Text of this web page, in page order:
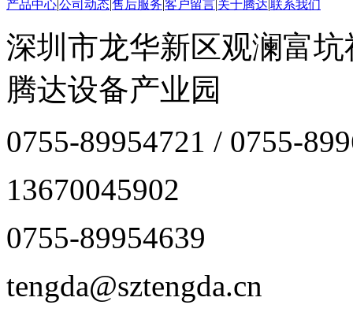
产品中心公司动态售后服务 客户留言 关于腾达 联系我们
深圳市龙华新区观澜富
腾达设备产业园
0755-89954721 / 0755-
13670045902
0755-89954639
tengda@sztengda.cn